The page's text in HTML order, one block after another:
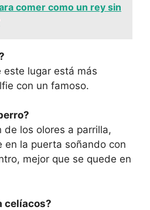
comer como un rey sin
este lugar está más
con un famoso.
de los olores a parrilla,
en la puerta soñando con
mejor que se quede en
celíacos?